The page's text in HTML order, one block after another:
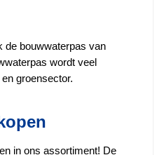
de bouwwaterpas van
wordt veel
groensector.
in ons assortiment! De